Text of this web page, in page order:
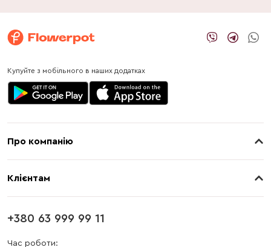
Купуйте з мобільного в наших додатках
Про компанію
Клієнтам
Оплата
Блог
+380 63 999 99 11
Час роботи: